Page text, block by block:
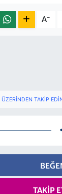
A-
TAKIP
TAKIP